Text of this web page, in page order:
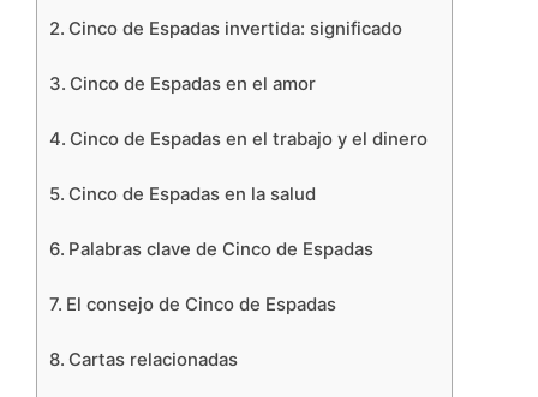
Cinco de Espadas invertida: significado
Cinco de Espadas en el amor
Cinco de Espadas en el trabajo y el dinero
Cinco de Espadas en la salud
Palabras clave de Cinco de Espadas
El consejo de Cinco de Espadas
Cartas relacionadas